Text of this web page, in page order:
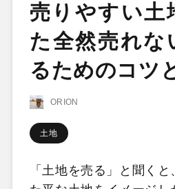
売りやすい土
た全然売れな
るためのコツ
ORION
土地
「土地を売る」と聞く